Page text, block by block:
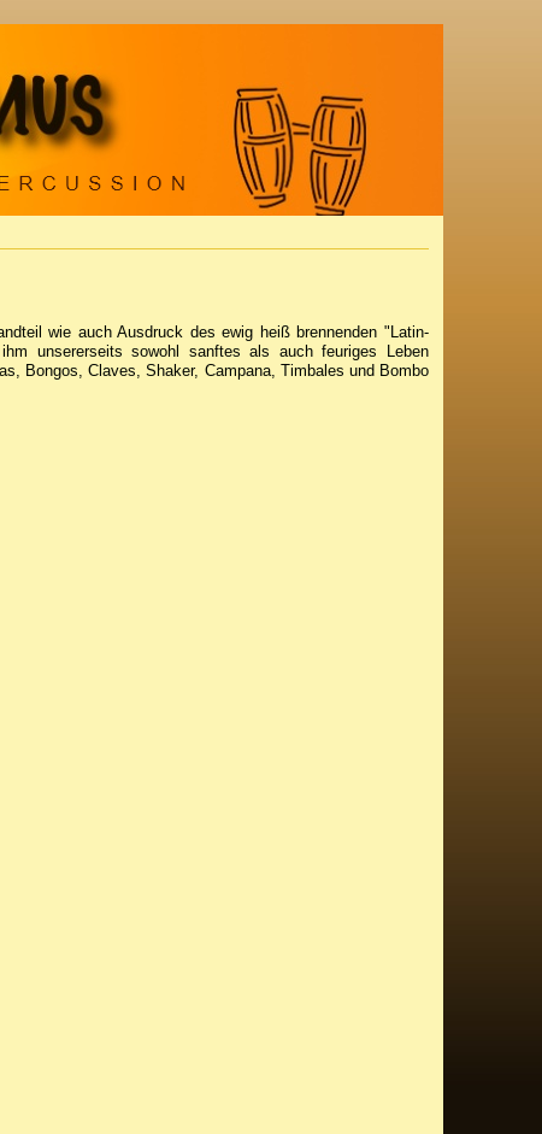
wie auch Ausdruck des ewig heiß brennenden "Latin-
unsererseits sowohl sanftes als auch feuriges Leben
Bongos, Claves, Shaker, Campana, Timbales und Bombo